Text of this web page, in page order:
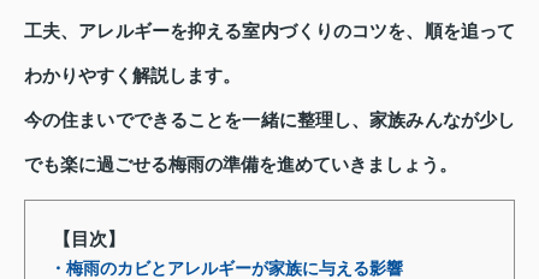
工夫、アレルギーを抑える室内づくりのコツを、順を追って
わかりやすく解説します。
今の住まいでできることを一緒に整理し、家族みんなが少し
でも楽に過ごせる梅雨の準備を進めていきましょう。
【目次】
・梅雨のカビとアレルギーが家族に与える影響